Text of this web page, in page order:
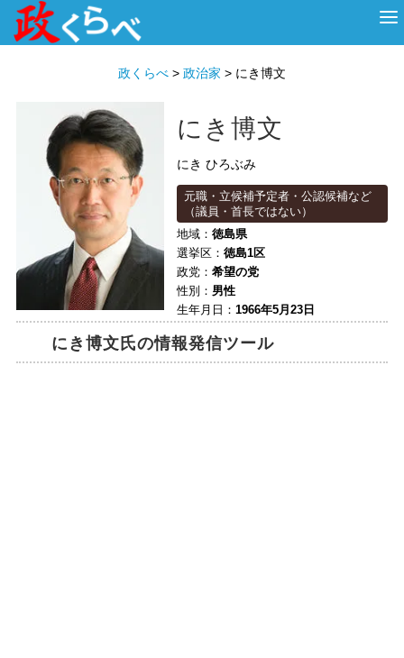
政くらべ > 政治家 > にき博文
にき博文
にき ひろぶみ
元職・立候補予定者・公認候補など
（議員・首長ではない）
地域： 徳島県
選挙区： 徳島1区
政党： 希望の党
性別： 男性
生年月日： 1966年5月23日
にき博文氏の情報発信ツール